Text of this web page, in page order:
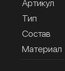
Артикул
Тип
Состав
Материал